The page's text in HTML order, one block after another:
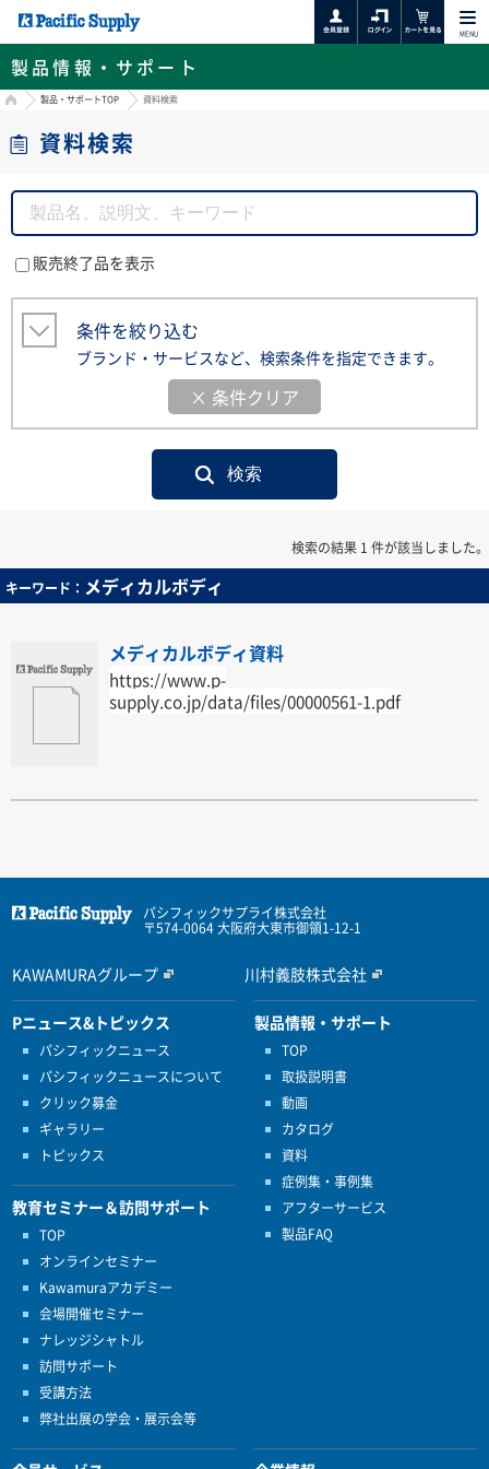
MENU
製品情報・サポート
HOME製品・サポートTOP 資料検索
資料検索
販売終了品を表示
条件を絞り込む
ブランド・サービスなど、検索条件を指定できます。
× 条件クリア
検索の結果 1 件が該当しました。
キーワード： メディカルボディ
メディカルボディ資料
https://www.p-
supply.co.jp/data/files/00000561-1.pdf
パシフィックサプライ株式会社
〒574-0064 大阪府大東市御領1-12-1
KAWAMURAグループ 川村義肢株式会社
Pニュース&トピックス
パシフィックニュース
パシフィックニュースについて
クリック募金
ギャラリー
トピックス
教育セミナー＆訪問サポート
TOP
オンラインセミナー
Kawamuraアカデミー
会場開催セミナー
ナレッジシャトル
訪問サポート
受講方法
弊社出展の学会・展示会等
製品情報・サポート
TOP
取扱説明書
動画
カタログ
資料
症例集・事例集
アフターサービス
製品FAQ